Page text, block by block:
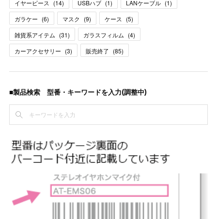
イヤーピース
(14) USBハブ (1) LANケーブル (1)
ガラケー (6) マスク (9) ケース (5)
雑貨系アイテム (31) ガラスフィルム (4)
カーアクセサリー (3) 販売終了 (85)
■製品検索 型番・キーワードを入力(調整中)